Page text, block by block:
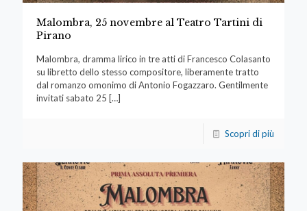
Malombra, 25 novembre al Teatro Tartini di
Pirano
Malombra, dramma lirico in tre atti di Francesco Colasanto
su libretto dello stesso compositore, liberamente tratto
dal romanzo omonimo di Antonio Fogazzaro. Gentilmente
invitati sabato 25 […]
Scopri di più